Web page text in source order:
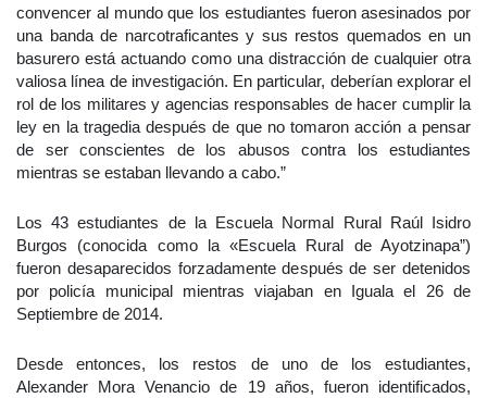
convencer al mundo que los estudiantes fueron asesinados por
una banda de narcotraficantes y sus restos quemados en un
basurero está actuando como una distracción de cualquier otra
valiosa línea de investigación. En particular, deberían explorar el
rol de los militares y agencias responsables de hacer cumplir la
ley en la tragedia después de que no tomaron acción a pensar
de ser conscientes de los abusos contra los estudiantes
mientras se estaban llevando a cabo.”
Los 43 estudiantes de la Escuela Normal Rural Raúl Isidro
Burgos (conocida como la «Escuela Rural de Ayotzinapa”)
fueron desaparecidos forzadamente después de ser detenidos
por policía municipal mientras viajaban en Iguala el 26 de
Septiembre de 2014.
Desde entonces, los restos de uno de los estudiantes,
Alexander Mora Venancio de 19 años, fueron identificados,